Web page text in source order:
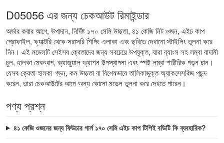
D05056 এর জন্য চেকআউট রিমাইন্ডার
অর্ডার করার আগে, উপাদান, নির্দিষ্ট ১৭০ সেমি উচ্চতা, ৪১ কেজি নিট ওজন, এইচ কাপ
প্রোফাইল, ফ্যাক্টরি থেকে সরাসরি শিপিং এলাকা এবং ছবিতে দেখানো স্টাইলিং তুলনা করে
নিন। এই মডেলটি সেইসব ক্রেতাদের জন্য সবচেয়ে উপযুক্ত, যারা ব্যাংস সহ লম্বা বাদামী
চুল, হালকা মেকআপ, ক্যাজুয়াল ফ্যাশন উপস্থাপনা এবং স্পষ্ট লম্বা শারীরিক গড়ন চান।
যেসব ক্রেতা হালকা গড়ন, কম উচ্চতা বা বিশেষভাবে তালিকাভুক্ত অ্যাকসেসরিজ পছন্দ
করেন, তারা চেকআউটের আগে অন্য কোনো মডেল তুলনা করে দেখতে পারেন।
পণ্য প্রশ্ন
৪১ কেজি ওজনের জন্য ফিউচার গার্ল ১৭০ সেমি এইচ কাপ টিপিই বডিটি কি ব্যবহারিক?